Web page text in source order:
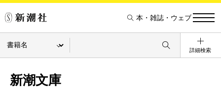
本・雑誌・ウェブ
詳細検索
新潮文庫